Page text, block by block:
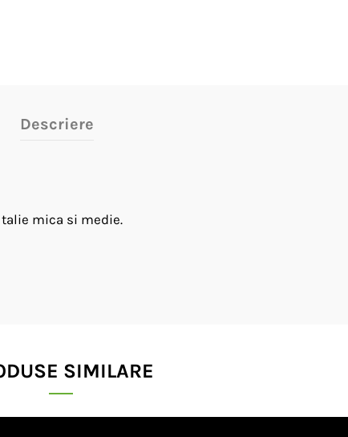
Descriere
mica si medie.
SIMILARE